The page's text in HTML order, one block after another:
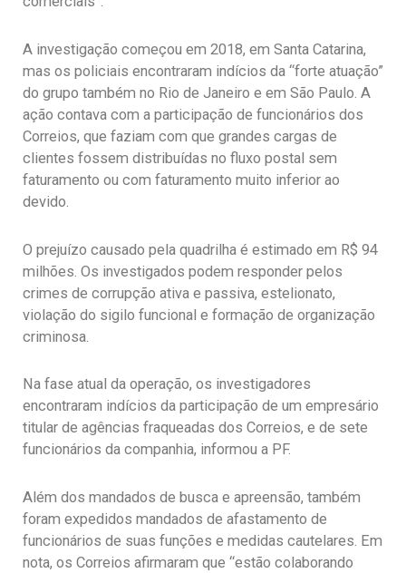
A investigação começou em 2018, em Santa Catarina,
mas os policiais encontraram indícios da “forte atuação”
do grupo também no Rio de Janeiro e em São Paulo. A
ação contava com a participação de funcionários dos
Correios, que faziam com que grandes cargas de
clientes fossem distribuídas no fluxo postal sem
faturamento ou com faturamento muito inferior ao
devido.
O prejuízo causado pela quadrilha é estimado em R$ 94
milhões. Os investigados podem responder pelos
crimes de corrupção ativa e passiva, estelionato,
violação do sigilo funcional e formação de organização
criminosa.
Na fase atual da operação, os investigadores
encontraram indícios da participação de um empresário
titular de agências fraqueadas dos Correios, e de sete
funcionários da companhia, informou a PF.
Além dos mandados de busca e apreensão, também
foram expedidos mandados de afastamento de
funcionários de suas funções e medidas cautelares. Em
nota, os Correios afirmaram que “estão colaborando